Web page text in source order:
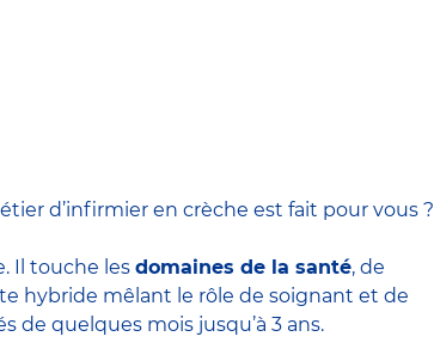
d’infirmier en crèche est fait pour vous ?
Il touche les domaines de la santé, de
hybride mêlant le rôle de soignant et de
quelques mois jusqu’à 3 ans.